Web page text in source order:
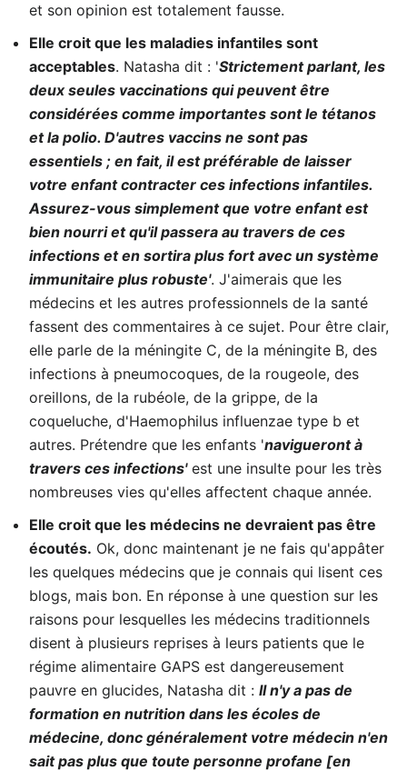
et son opinion est totalement fausse.
Elle croit que les maladies infantiles sont
acceptables. Natasha dit : 'Strictement parlant, les
deux seules vaccinations qui peuvent être
considérées comme importantes sont le tétanos
et la polio. D'autres vaccins ne sont pas
essentiels ; en fait, il est préférable de laisser
votre enfant contracter ces infections infantiles.
Assurez-vous simplement que votre enfant est
bien nourri et qu'il passera au travers de ces
infections et en sortira plus fort avec un système
immunitaire plus robuste'. J'aimerais que les
médecins et les autres professionnels de la santé
fassent des commentaires à ce sujet. Pour être clair,
elle parle de la méningite C, de la méningite B, des
infections à pneumocoques, de la rougeole, des
oreillons, de la rubéole, de la grippe, de la
coqueluche, d'Haemophilus influenzae type b et
autres. Prétendre que les enfants 'navigueront à
travers ces infections'est une insulte pour les très
nombreuses vies qu'elles affectent chaque année.
Elle croit que les médecins ne devraient pas être
écoutés. Ok, donc maintenant je ne fais qu'appâter
les quelques médecins que je connais qui lisent ces
blogs, mais bon. En réponse à une question sur les
raisons pour lesquelles les médecins traditionnels
disent à plusieurs reprises à leurs patients que le
régime alimentaire GAPS est dangereusement
pauvre en glucides, Natasha dit : Il n'y a pas de
formation en nutrition dans les écoles de
médecine, donc généralement votre médecin n'en
sait pas plus que toute personne profane [en